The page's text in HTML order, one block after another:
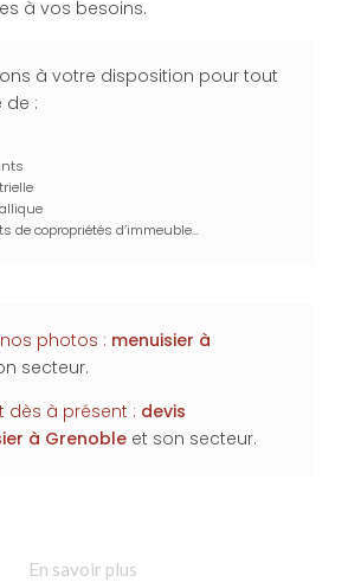
à vos besoins.
à votre disposition pour tout
de :
de copropriétés d’immeuble…
photos : menuisier à
secteur.
dès à présent : devis
à Grenoble et son secteur.
En savoir plus